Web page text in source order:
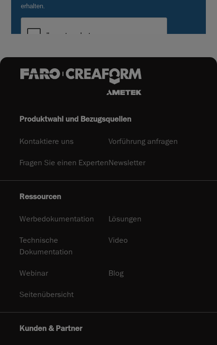
Produktwahl und Bezugsquellen
Kontaktiere uns Vorführung anfragen
Fragen Sie einen ExpertenNewsletter
Ressourcen
Werbedokumentation Lösungen
Technische
Dokumentation
Video
Webinar Blog
Seitenübersicht
Kunden & Partner